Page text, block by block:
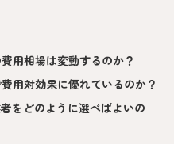
用相場は変動するのか？
用対効果に優れているのか？
をどのように選べばよいの